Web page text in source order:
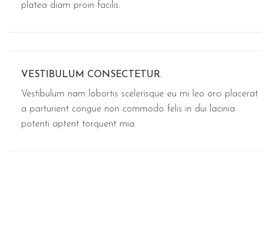
platea diam proin facilis.
VESTIBULUM CONSECTETUR.
Vestibulum nam lobortis scelerisque eu mi leo orci placerat
a parturient congue non commodo felis in dui lacinia
potenti aptent torquent mia.